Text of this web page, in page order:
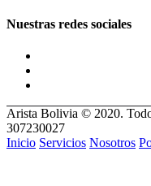
Nuestras redes sociales
Arista Bolivia © 2020.
307230027
Inicio Servicios Nosotros